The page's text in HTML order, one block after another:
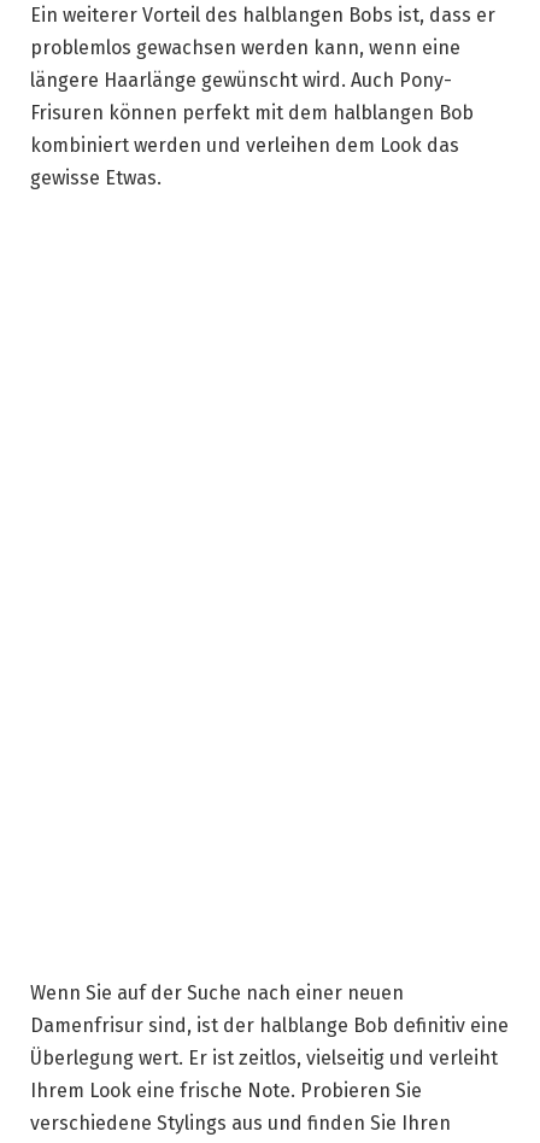
Ein weiterer Vorteil des halblangen Bobs ist, dass er
problemlos gewachsen werden kann, wenn eine
längere Haarlänge gewünscht wird. Auch Pony-
Frisuren können perfekt mit dem halblangen Bob
kombiniert werden und verleihen dem Look das
gewisse Etwas.
Wenn Sie auf der Suche nach einer neuen
Damenfrisur sind, ist der halblange Bob definitiv eine
Überlegung wert. Er ist zeitlos, vielseitig und verleiht
Ihrem Look eine frische Note. Probieren Sie
verschiedene Stylings aus und finden Sie Ihren